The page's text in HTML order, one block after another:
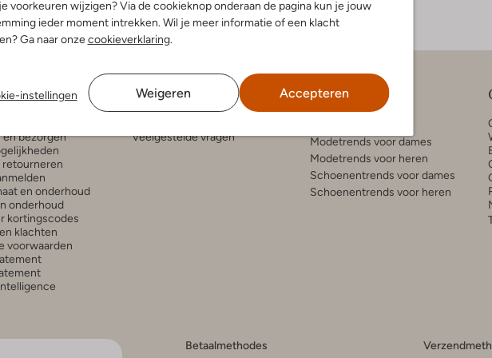
voorkeuren wijzigen? Via de cookieknop onderaan de pagina kun je jouw
ieder moment intrekken. Wil je meer informatie of een klacht
Ga naar onzecookieverklaring.
instellingen Weigeren Accepteren
bezorgen
retourneren
en onderhoud
onderhoud
kortingscodes
klachten
voorwaarden
Account
Veelgestelde vragen
Inspiratie
Modetrends voor dames
Modetrends voor heren
Schoenentrends voor dames
Schoenentrends voor heren
Betaalmethodes